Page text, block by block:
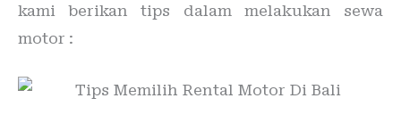
kami berikan tips dalam melakukan sewa
motor :